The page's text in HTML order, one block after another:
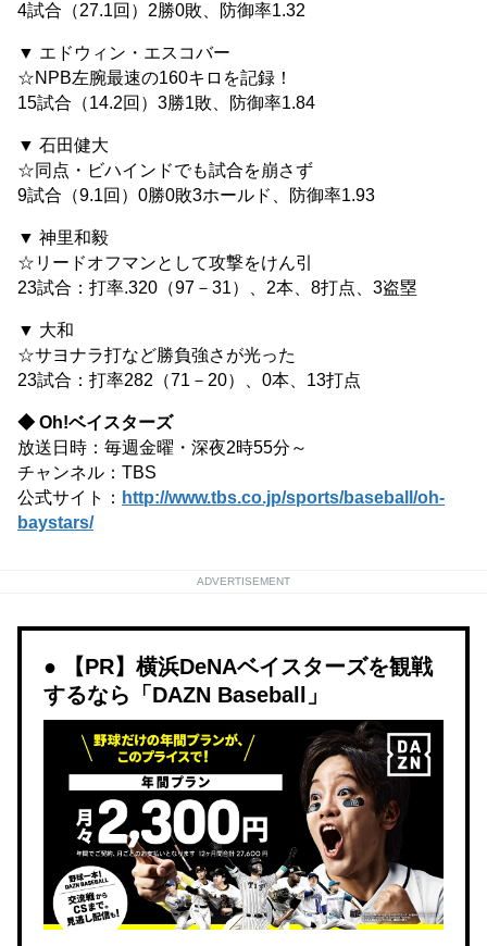
4試合（27.1回）2勝0敗、防御率1.32
▼ エドウィン・エスコバー
☆NPB左腕最速の160キロを記録！
15試合（14.2回）3勝1敗、防御率1.84
▼ 石田健大
☆同点・ビハインドでも試合を崩さず
9試合（9.1回）0勝0敗3ホールド、防御率1.93
▼ 神里和毅
☆リードオフマンとして攻撃をけん引
23試合：打率.320（97－31）、2本、8打点、3盗塁
▼ 大和
☆サヨナラ打など勝負強さが光った
23試合：打率282（71－20）、0本、13打点
◆ Oh!ベイスターズ
放送日時：毎週金曜・深夜2時55分～
チャンネル：TBS
公式サイト： http://www.tbs.co.jp/sports/baseball/oh-
baystars/
ADVERTISEMENT
【PR】横浜DeNAベイスターズを観戦
するなら「DAZN Baseball」